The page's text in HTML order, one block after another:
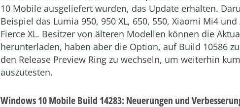
10 Mobile ausgeliefert wurden, das Update erhalten.
Beispiel das Lumia 950, 950 XL, 650, 550, Xiaomi Mi4 und
Fierce XL. Besitzer von älteren Modellen können die
herunterladen, haben aber die Option, auf Build 10586
den Release Preview Ring zu wechseln, um weiterhin
auszutesten.
Windows 10 Mobile Build 14283: Neuerungen und